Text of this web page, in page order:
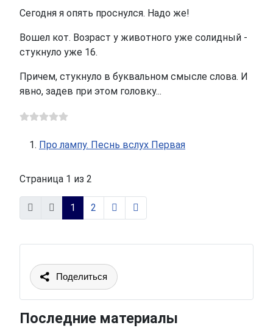
Сегодня я опять проснулся. Надо же!
Вошел кот. Возраст у животного уже солидный -
стукнуло уже 16.
Причем, стукнуло в буквальном смысле слова. И
явно, задев при этом головку...
Про лампу. Песнь вслух Первая
Страница 1 из 2
1 2
Поделиться
Последние материалы